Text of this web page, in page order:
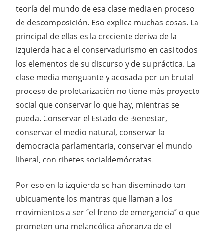
teoría del mundo de esa clase media en proceso
de descomposición. Eso explica muchas cosas. La
principal de ellas es la creciente deriva de la
izquierda hacia el conservadurismo en casi todos
los elementos de su discurso y de su práctica. La
clase media menguante y acosada por un brutal
proceso de proletarización no tiene más proyecto
social que conservar lo que hay, mientras se
pueda. Conservar el Estado de Bienestar,
conservar el medio natural, conservar la
democracia parlamentaria, conservar el mundo
liberal, con ribetes socialdemócratas.
Por eso en la izquierda se han diseminado tan
ubicuamente los mantras que llaman a los
movimientos a ser “el freno de emergencia” o que
prometen una melancólica añoranza de el